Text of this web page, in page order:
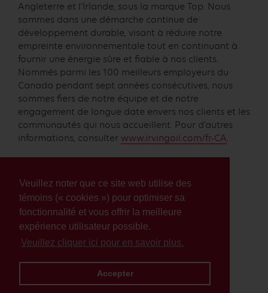
Veuillez noter que ce site web utilise des
témoins (« cookies ») pour optimiser sa
fonctionnalité et vous offrir la meilleure
expérience utilisateur possible.
Veuillez cliquer ici pour en savoir plus.
Accepter
Angleterre et l’Irlande, sous la marque Top. Nous
sommes dans une démarche continue de
développement durable, visant à réduire notre
empreinte environnementale tout en continuant à
fournir une énergie sûre et fiable à nos clients.
Nommés parmi les 100 meilleurs employeurs du
Canada pendant sept années consécutives, nous
sommes fiers de notre équipe et de notre
engagement de longue date envers nos clients et les
communautés qui nous accueillent. Pour d’autres
informations, consulter www.irvingoil.com/fr-CA.
Katherine d’Entremont
Irving Oil
katherine.dentremont@irvingoil.com
506.654.7162
Mischa Zajtmann
EverGen Infrastructure Corp.
mischa@evergeninfra.com
604.202.7004